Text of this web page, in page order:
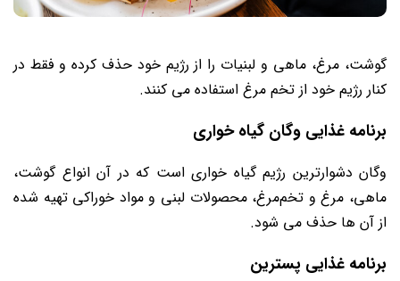
گوشت، مرغ، ماهی و لبنیات را از رژیم خود حذف کرده و فقط در
کنار رژیم خود از تخم‌ مرغ استفاده می ‌کنند.
برنامه غذایی وگان گیاه خواری
وگان دشوار‌ترین رژیم گیاه خواری است که در آن انواع گوشت،
ماهی، مرغ و تخم‌مرغ، محصولات لبنی و مواد خوراکی تهیه شده
از آن ها حذف می‌ شود.
برنامه غذایی پسترین